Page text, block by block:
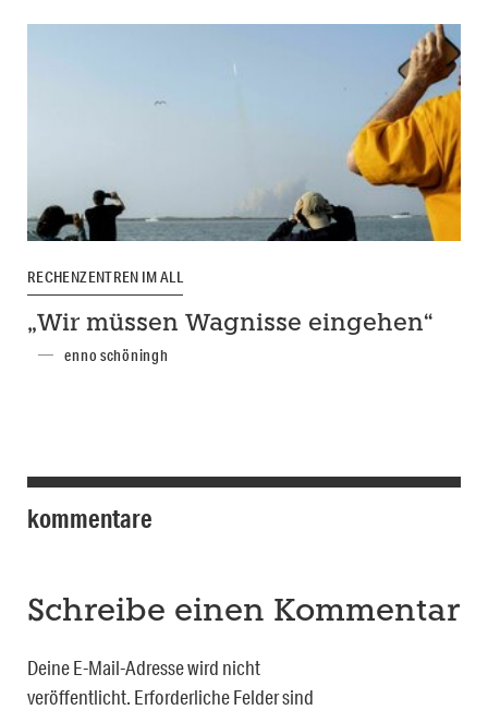
RECHENZENTREN IM ALL
„Wir müssen Wagnisse eingehen“
enno schöningh
kommentare
Schreibe einen Kommentar
Deine E-Mail-Adresse wird nicht
veröffentlicht. Erforderliche Felder sind